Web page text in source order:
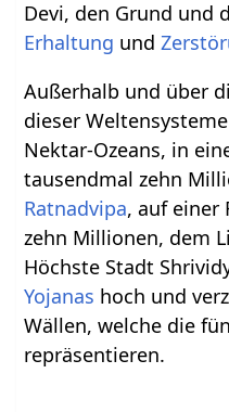
Devi, den Grund und
Erhaltung und
Außerhalb und über
dieser
Nektar-Ozeans, in
tausendmal zehn
Ratnadvipa, auf einer
zehn Millionen, dem
Höchste Stadt
Yojanas hoch und
Wällen, welche die
repräsentieren.